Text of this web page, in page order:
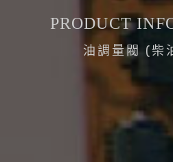
PRODUCT
油調量閥 (柴